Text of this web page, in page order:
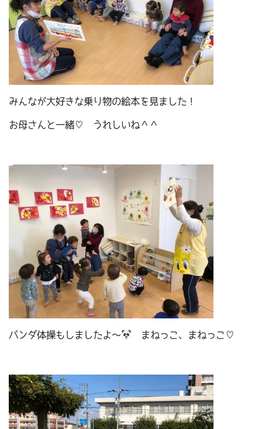
みんなが大好きな乗り物の絵本を見ました！
お母さんと一緒♡ うれしいね＾＾
パンダ体操もしましたよ～ まねっこ、まねっこ♡